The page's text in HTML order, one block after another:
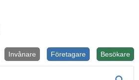
Besökare
Företagare
Invånare